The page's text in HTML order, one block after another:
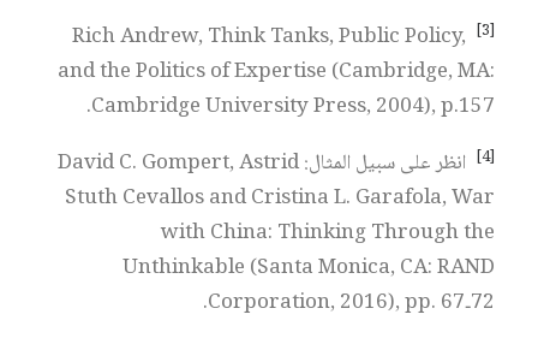
[3]
Rich Andrew, Think Tanks, Public Policy,
and the Politics of Expertise (Cambridge, MA:
Cambridge University Press, 2004), p.157.
[4]
انظر على سبيل المثال: David C. Gompert, Astrid
Stuth Cevallos and Cristina L. Garafola, War
with China: Thinking Through the
Unthinkable (Santa Monica, CA: RAND
Corporation, 2016), pp. 67‑72.